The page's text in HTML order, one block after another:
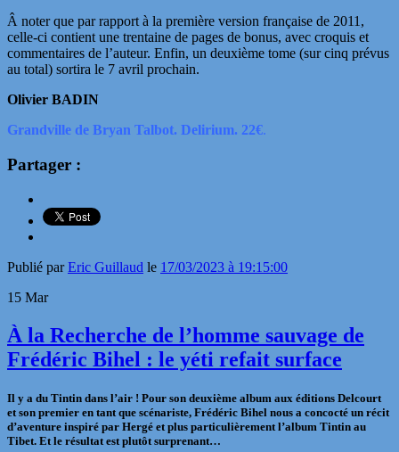
Â noter que par rapport à la première version française de 2011,
celle-ci contient une trentaine de pages de bonus, avec croquis et
commentaires de l’auteur. Enfin, un deuxième tome (sur cinq prévus
au total) sortira le 7 avril prochain.
Olivier BADIN
Grandville de Bryan Talbot. Delirium. 22€.
Partager :
Publié parEric Guillaud le 17/03/2023 à 19:15:00
15 Mar
À la Recherche de l’homme sauvage de
Frédéric Bihel : le yéti refait surface
Il y a du Tintin dans l’air ! Pour son deuxième album aux éditions Delcourt
et son premier en tant que scénariste, Frédéric Bihel nous a concocté un récit
d’aventure inspiré par Hergé et plus particulièrement l’album Tintin au
Tibet. Et le résultat est plutôt surprenant…